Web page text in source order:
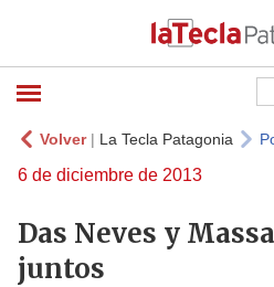
Volver| La Tecla Patagonia
6 de diciembre de 2013
Das Neves y
juntos